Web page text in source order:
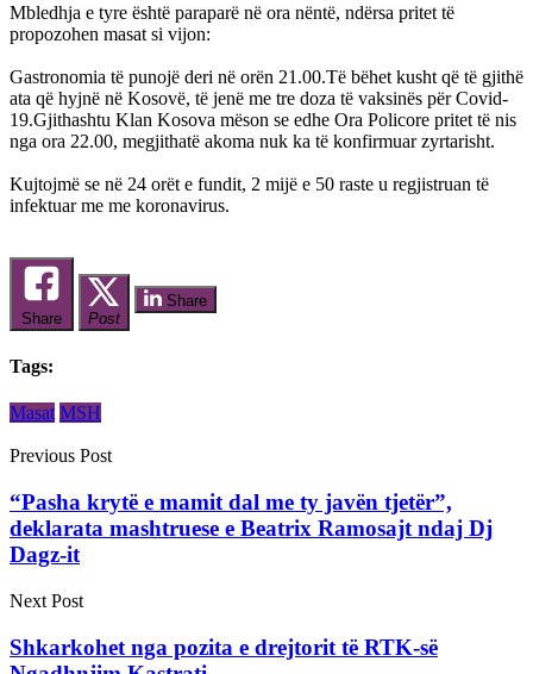
Mbledhja e tyre është paraparë në ora nëntë, ndërsa pritet të
propozohen masat si vijon:
Gastronomia të punojë deri në orën 21.00.Të bëhet kusht që të gjithë
ata që hyjnë në Kosovë, të jenë me tre doza të vaksinës për Covid-
19.Gjithashtu Klan Kosova mëson se edhe Ora Policore pritet të nis
nga ora 22.00, megjithatë akoma nuk ka të konfirmuar zyrtarisht.
Kujtojmë se në 24 orët e fundit, 2 mijë e 50 raste u regjistruan të
infektuar me me koronavirus.
Share Post
Share
Tags:
Masat MSH
Previous Post
“Pasha krytë e mamit dal me ty javën tjetër”,
deklarata mashtruese e Beatrix Ramosajt ndaj Dj
Dagz-it
Next Post
Shkarkohet nga pozita e drejtorit të RTK-së